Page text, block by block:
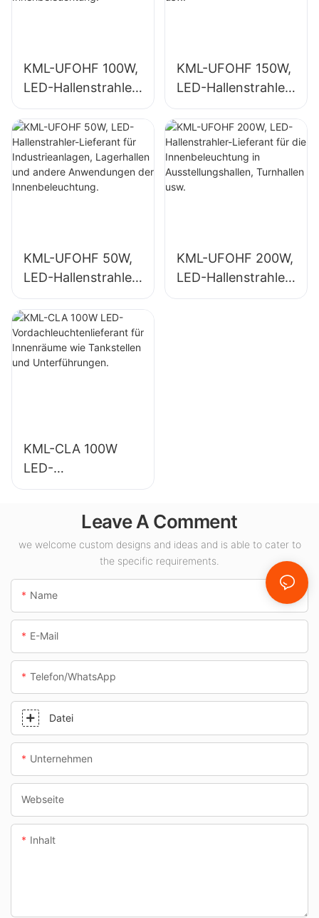
KML-UFOHF 100W,
LED-Hallenstrahler-
Lieferant für
Industrieanlagen,
Lagerhallen und
andere
Anwendungen der
KML-UFOHF 150W,
LED-Hallenstrahler-
Lieferant für die
Innenbeleuchtung
in Industrieanlagen,
Turnhallen usw.
KML-UFOHF 50W,
LED-Hallenstrahler-
Lieferant für
Industrieanlagen,
Lagerhallen und
andere
KML-UFOHF 200W,
LED-Hallenstrahler-
Lieferant für die
KML-CLA 100W
LED-
Vordachleuchtenlie
Innenräume wie
Tankstellen und
Unterführungen.
Leave A Comment
we welcome custom designs and ideas and is able to cater to
the specific requirements.
Name
E-Mail
Telefon/WhatsApp
Datei
Unternehmen
Webseite
Inhalt